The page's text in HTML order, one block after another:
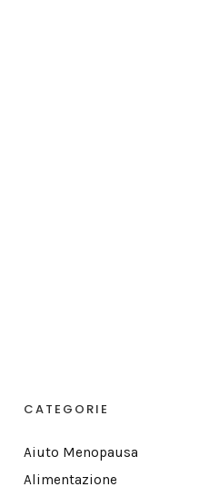
CATEGORIE
Aiuto Menopausa
Alimentazione